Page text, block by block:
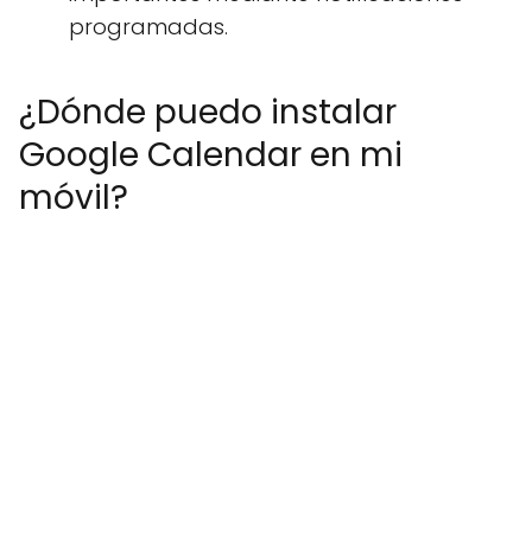
programadas.
¿Dónde puedo instalar
Google Calendar en mi
móvil?